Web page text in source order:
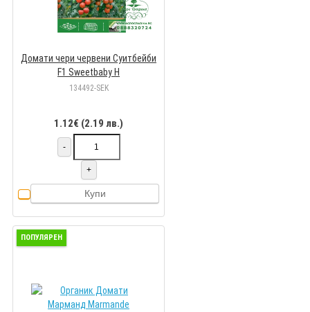
Домати чери червени Суитбейби
F1 Sweetbaby Н
134492-SEK
1.12€ (2.19 лв.)
-
+
Купи
ПОПУЛЯРЕН